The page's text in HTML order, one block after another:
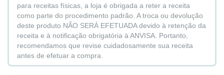
para receitas físicas, a loja é obrigada a reter a receita
como parte do procedimento padrão. A troca ou devolução
deste produto NÃO SERÁ EFETUADA devido à retenção da
receita e à notificação obrigatória à ANVISA. Portanto,
recomendamos que revise cuidadosamente sua receita
antes de efetuar a compra.